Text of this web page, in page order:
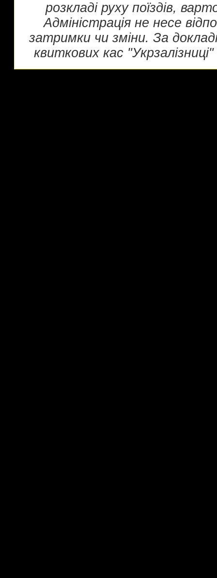
розкладі руху поїздів,
Адміністрація не несе
затримки чи зміни. За
квиткових кас